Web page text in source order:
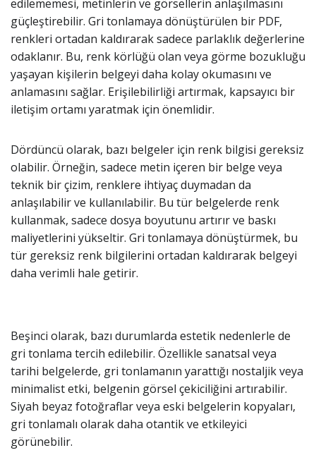
edilememesi, metinlerin ve görsellerin anlaşılmasını
güçleştirebilir. Gri tonlamaya dönüştürülen bir PDF,
renkleri ortadan kaldırarak sadece parlaklık değerlerine
odaklanır. Bu, renk körlüğü olan veya görme bozukluğu
yaşayan kişilerin belgeyi daha kolay okumasını ve
anlamasını sağlar. Erişilebilirliği artırmak, kapsayıcı bir
iletişim ortamı yaratmak için önemlidir.
Dördüncü olarak, bazı belgeler için renk bilgisi gereksiz
olabilir. Örneğin, sadece metin içeren bir belge veya
teknik bir çizim, renklere ihtiyaç duymadan da
anlaşılabilir ve kullanılabilir. Bu tür belgelerde renk
kullanmak, sadece dosya boyutunu artırır ve baskı
maliyetlerini yükseltir. Gri tonlamaya dönüştürmek, bu
tür gereksiz renk bilgilerini ortadan kaldırarak belgeyi
daha verimli hale getirir.
Beşinci olarak, bazı durumlarda estetik nedenlerle de
gri tonlama tercih edilebilir. Özellikle sanatsal veya
tarihi belgelerde, gri tonlamanın yarattığı nostaljik veya
minimalist etki, belgenin görsel çekiciliğini artırabilir.
Siyah beyaz fotoğraflar veya eski belgelerin kopyaları,
gri tonlamalı olarak daha otantik ve etkileyici
görünebilir.